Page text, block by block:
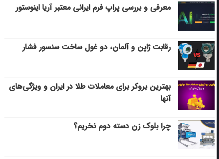
معرفی و بررسی پراپ فرم ایرانی معتبر آریا اینوستور
رقابت ژاپن و آلمان، دو غول ساخت سنسور فشار
بهترین بروکر برای معاملات طلا در ایران و ویژگی‌های
آنها
چرا بلوک زن دسته دوم نخریم؟